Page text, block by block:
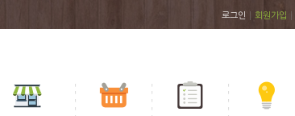
로그인 | 회원가입 |